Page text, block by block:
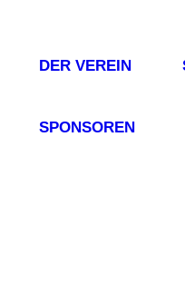
DER VEREIN
SPONSOREN